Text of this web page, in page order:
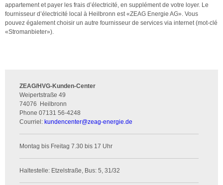
appartement et payer les frais d’électricité, en supplément de votre loyer. Le
fournisseur d’électricité local à Heilbronn est «ZEAG Energie AG». Vous
pouvez également choisir un autre fournisseur de services via internet (mot-clé
«Stromanbieter»).
ZEAG/HVG-Kunden-Center
Weipertstraße 49
74076
Heilbronn
Phone 07131 56-4248
Courriel: kundencenter@zeag-energie.de
Montag bis Freitag 7.30 bis 17 Uhr
Haltestelle: Etzelstraße, Bus: 5, 31/32